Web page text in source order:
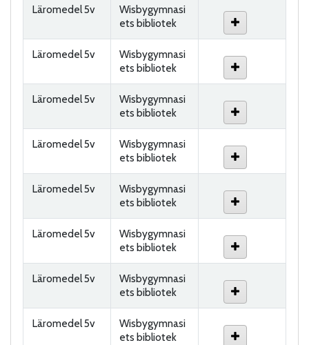
Läromedel 5v
Wisbygymnasi
ets bibliotek
Läromedel 5v
Wisbygymnasi
ets bibliotek
Läromedel 5v
Wisbygymnasi
ets bibliotek
Läromedel 5v
Wisbygymnasi
ets bibliotek
Läromedel 5v
Wisbygymnasi
ets bibliotek
Läromedel 5v
Wisbygymnasi
ets bibliotek
Läromedel 5v
Wisbygymnasi
ets bibliotek
Läromedel 5v
Wisbygymnasi
ets bibliotek